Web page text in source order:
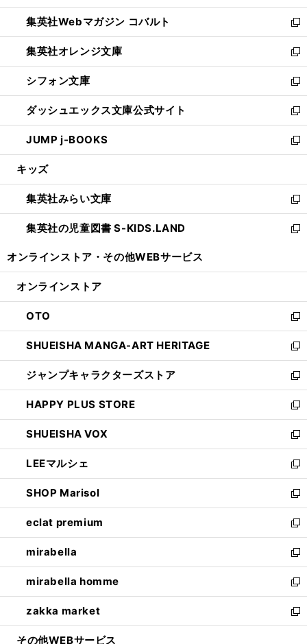
開
く
ウ
で
開
く
ン
ド
ウ
で
開
く
ウ
ィ
ン
ド
ウ
で
開
く
集英社Webマガジン コバルト
新
し
い
ウ
ィ
ン
ド
ウ
で
開
集英社オレンジ文庫
新
し
い
ウ
ィ
ン
ド
ウ
開
く
シフォン文庫
新
し
い
ウ
ィ
ン
ウ
で
開
く
ダッシュエックス文庫公式サイト
新
し
い
ウ
ン
ド
ウ
で
JUMP j-BOOKS
新
し
ウ
ィ
ン
ド
開
キッズ
集英社みらい文庫
新
し
い
ン
ウ
で
開
く
集英社の児童図書 S-KIDS.LAND
新
ウ
ン
ド
ウ
で
開
く
オンラインストア・ その他WEBサービス
オンラインストア
OTO
新
し
い
ウ
ィ
ン
ド
ウ
で
開
く
SHUEISHA MANGA-ART HERITAGE
新
し
い
ウ
ィ
ン
ド
ウ
で
開
く
ジャンプキャラクターズストア
新
し
い
ウ
ィ
ン
ド
ウ
で
開
く
HAPPY PLUS STORE
新
し
い
ウ
ィ
ン
ド
ウ
で
開
く
SHUEISHA VOX
新
し
い
ウ
ィ
ン
ド
ウ
で
開
く
LEEマルシェ
新
し
い
ウ
ィ
ン
ド
ウ
で
開
く
SHOP Marisol
新
し
い
ウ
ィ
ン
ド
ウ
で
開
eclat premium
新
し
い
ウ
ィ
ン
ド
ウ
mirabella
新
し
い
ウ
ィ
ン
mirabella homme
新
し
い
ウ
zakka market
新
し
その他WEBサービス